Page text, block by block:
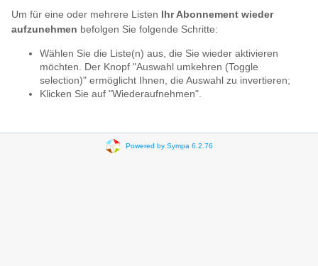
Um für eine oder mehrere Listen
Ihr Abonnement wieder
aufzunehmen befolgen Sie folgende Schritte:
Wählen Sie die Liste(n) aus, die Sie wieder aktivieren
möchten. Der Knopf "Auswahl umkehren (Toggle
selection)" ermöglicht Ihnen, die Auswahl zu invertieren;
Klicken Sie auf "Wiederaufnehmen".
Powered by Sympa 6.2.76